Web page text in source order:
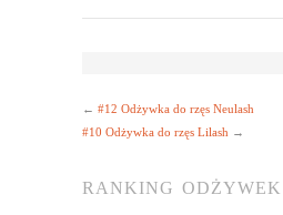
← #12 Odżywka do rzęs Neulash
#10 Odżywka do rzęs Lilash →
RANKING